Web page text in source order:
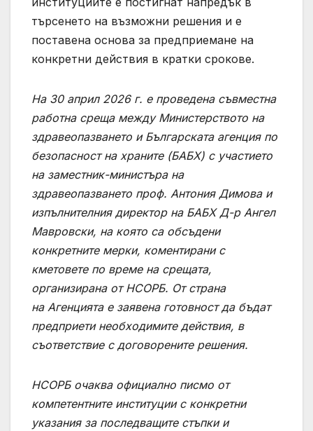
търсенето на възможни решения и е
поставена основа за предприемане на
конкретни действия в кратки срокове.
На 30 април 2026 г. е проведена съвместна
работна среща между Министерството на
здравеопазването и Българската агенция по
безопасност на храните (БАБХ) с участието
на заместник-министъра на
здравеопазването проф. Антония Димова и
изпълнителния директор на БАБХ Д-р Ангел
Мавровски, на която са обсъдени
конкретните мерки, коментирани с
кметовете по време на срещата,
организирана от НСОРБ. От страна
на Агенцията е заявена готовност да бъдат
предприети необходимите действия, в
съответствие с договорените решения.
НСОРБ очаква официално писмо от
компетентните институции с конкретни
указания за последващите стъпки и